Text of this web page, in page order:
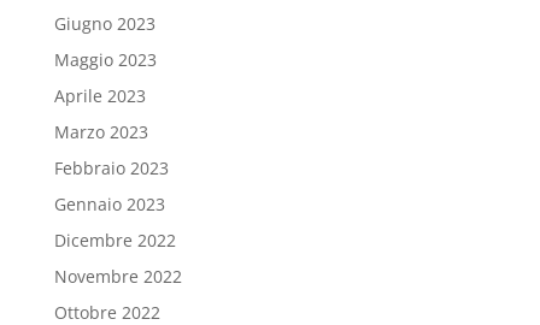
Giugno 2023
Maggio 2023
Aprile 2023
Marzo 2023
Febbraio 2023
Gennaio 2023
Dicembre 2022
Novembre 2022
Ottobre 2022